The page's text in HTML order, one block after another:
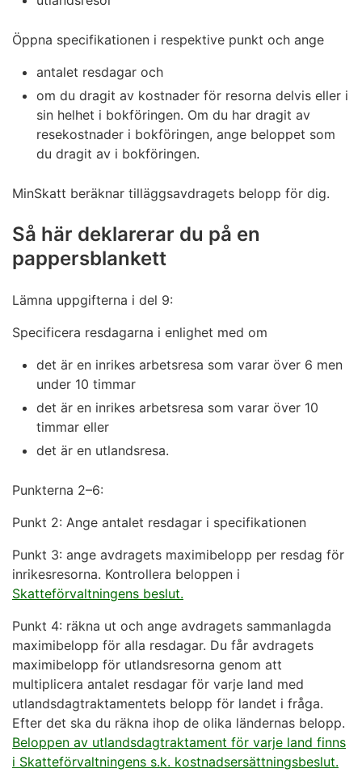
Öppna specifikationen i respektive punkt och ange
antalet resdagar och
om du dragit av kostnader för resorna delvis eller i
sin helhet i bokföringen. Om du har dragit av
resekostnader i bokföringen, ange beloppet som
du dragit av i bokföringen.
MinSkatt beräknar tilläggsavdragets belopp för dig.
Så här deklarerar du på en
pappersblankett
Lämna uppgifterna i del 9:
Specificera resdagarna i enlighet med om
det är en inrikes arbetsresa som varar över 6 men
under 10 timmar
det är en inrikes arbetsresa som varar över 10
timmar eller
det är en utlandsresa.
Punkterna 2–6:
Punkt 2: Ange antalet resdagar i specifikationen
Punkt 3: ange avdragets maximibelopp per resdag för
inrikesresorna. Kontrollera beloppen i
Skatteförvaltningens beslut.
Punkt 4: räkna ut och ange avdragets sammanlagda
maximibelopp för alla resdagar. Du får avdragets
maximibelopp för utlandsresorna genom att
multiplicera antalet resdagar för varje land med
utlandsdagtraktamentets belopp för landet i fråga.
Efter det ska du räkna ihop de olika ländernas belopp.
Beloppen av utlandsdagtraktament för varje land finns
i Skatteförvaltningens s.k. kostnadsersättningsbeslut.